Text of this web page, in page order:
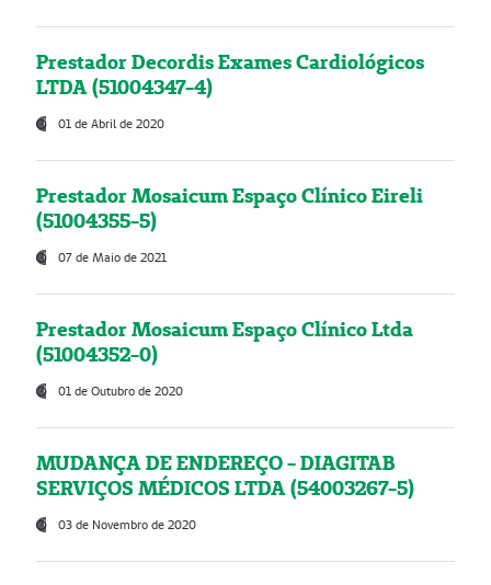
Prestador Decordis Exames Cardiológicos
LTDA (51004347-4)
01 de Abril de 2020
Prestador Mosaicum Espaço Clínico Eireli
(51004355-5)
07 de Maio de 2021
Prestador Mosaicum Espaço Clínico Ltda
(51004352-0)
01 de Outubro de 2020
MUDANÇA DE ENDEREÇO - DIAGITAB
SERVIÇOS MÉDICOS LTDA (54003267-5)
03 de Novembro de 2020